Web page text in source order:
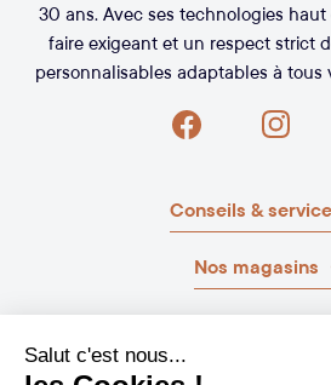
30 ans. Avec ses technologies
faire exigeant et un respect strict
personnalisables adaptables à tous
Conseils &
Nos magasins
Nos brochures